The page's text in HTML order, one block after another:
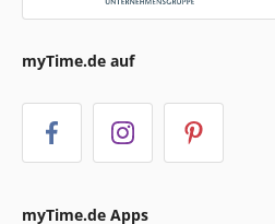
myTime.de auf
myTime.de Apps